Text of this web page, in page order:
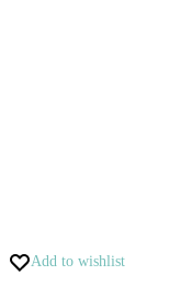
Add to wishlist